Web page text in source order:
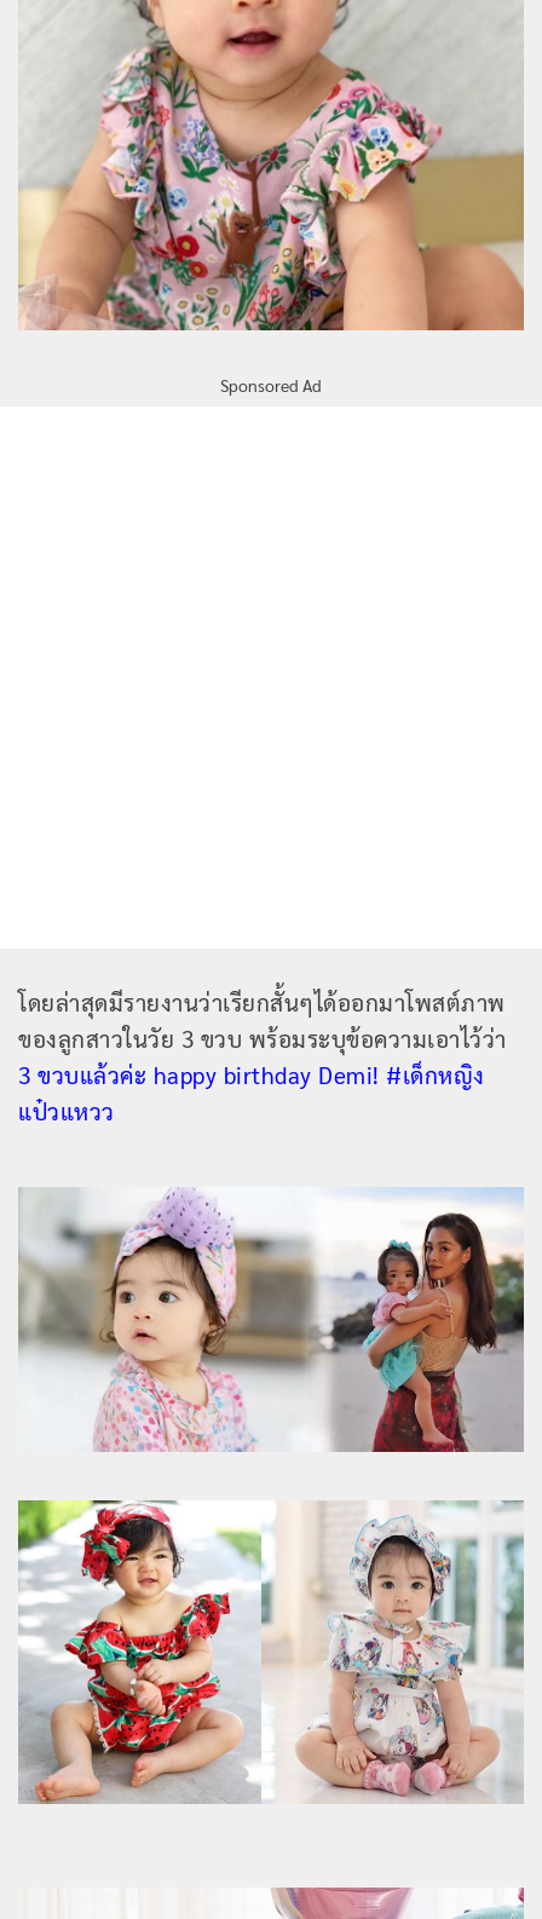
Sponsored Ad
โดยล่าสุดมีรายงานว่าเรียกสั้นๆได้ออกมาโพสต์ภาพ
ของลูกสาวในวัย 3 ขวบ พร้อมระบุข้อความเอาไว้ว่า
3 ขวบแล้วค่ะ happy birthday Demi! #เด็กหญิง
แป๋วแหวว